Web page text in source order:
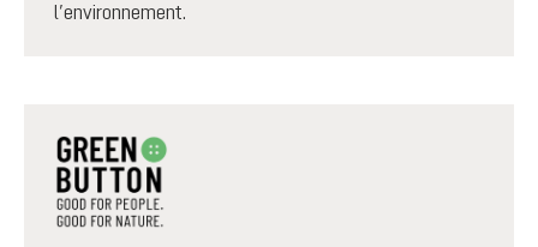
l’environnement.